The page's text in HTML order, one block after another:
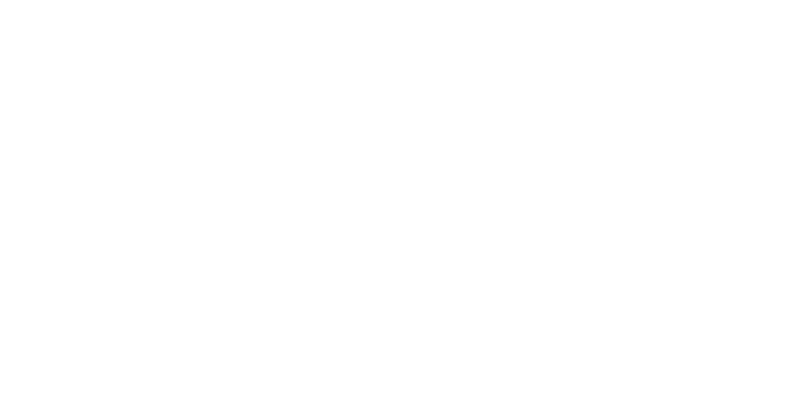
de Canadá .El Canal Rideau es